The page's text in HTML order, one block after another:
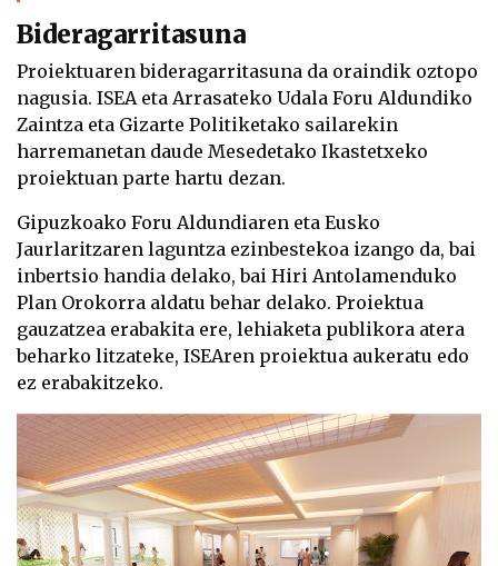
Bideragarritasuna
Proiektuaren bideragarritasuna da oraindik oztopo
nagusia. ISEA eta Arrasateko Udala Foru Aldundiko
Zaintza eta Gizarte Politiketako sailarekin
harremanetan daude Mesedetako Ikastetxeko
proiektuan parte hartu dezan.
Gipuzkoako Foru Aldundiaren eta Eusko
Jaurlaritzaren laguntza ezinbestekoa izango da, bai
inbertsio handia delako, bai Hiri Antolamenduko
Plan Orokorra aldatu behar delako. Proiektua
gauzatzea erabakita ere, lehiaketa publikora atera
beharko litzateke, ISEAren proiektua aukeratu edo
ez erabakitzeko.